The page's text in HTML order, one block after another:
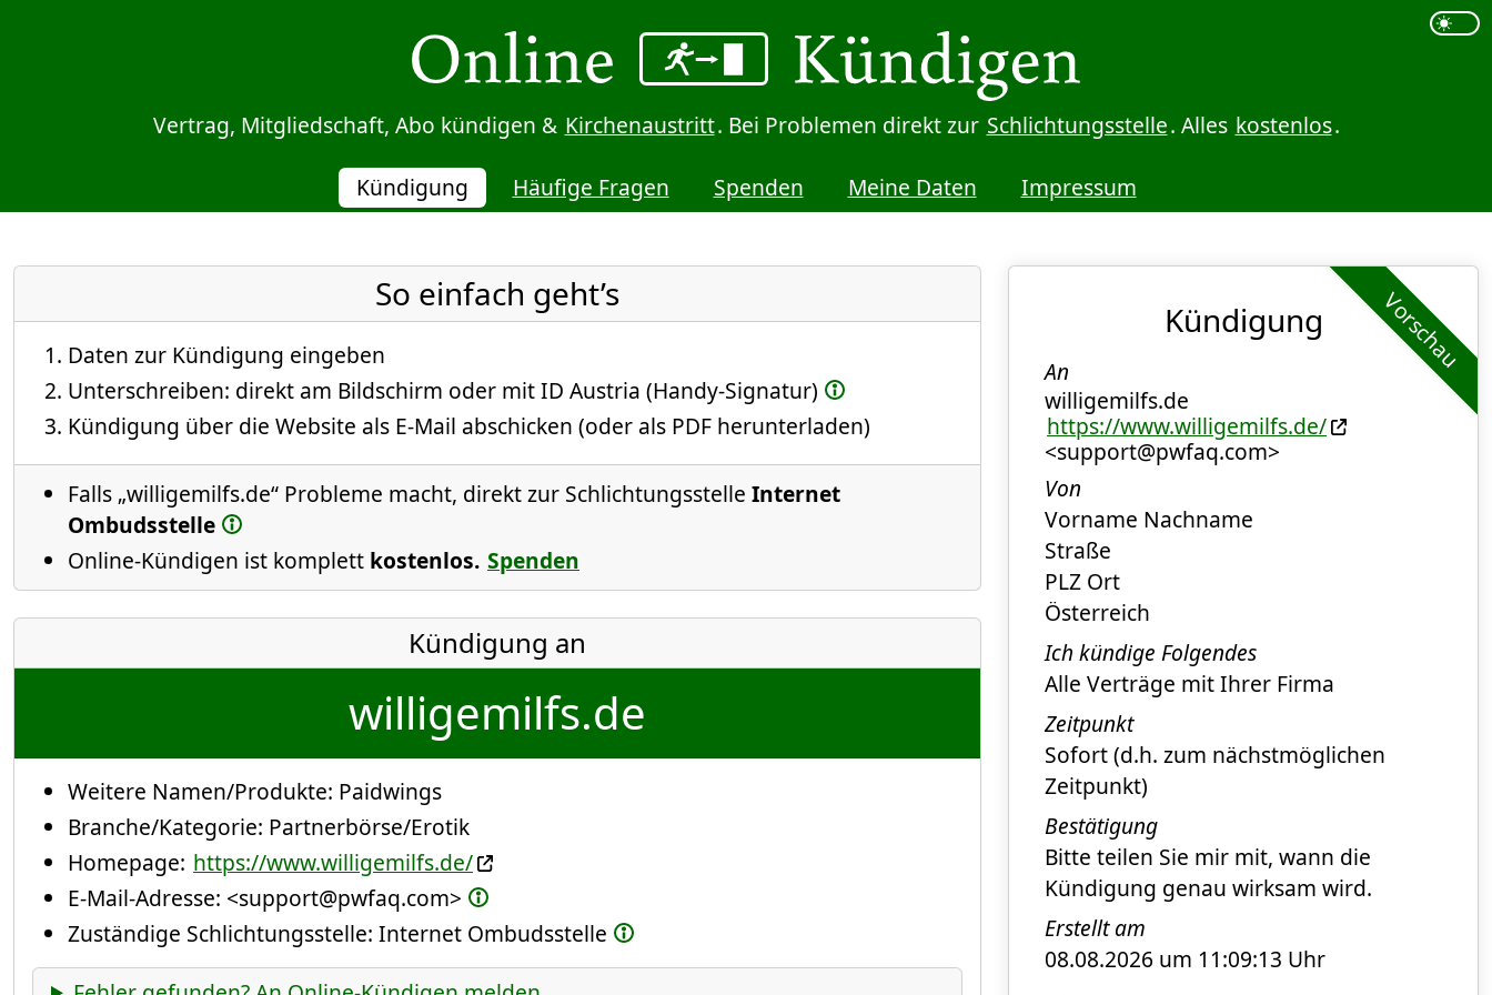
Vertrag, Mitgliedschaft, Abo kündigen & Kirchenaustritt. Bei Problemen direkt zur Schlichtungsstelle. Alles kostenlos.
Kündigung Häufige Fragen Spenden Meine Daten Impressum
So einfach geht’s
Daten zur Kündigung eingeben
Unterschreiben: direkt am Bildschirm oder mit ID Austria (Handy-Signatur)
Kündigung über die Website als E-Mail abschicken (oder als PDF herunterladen)
Falls „willigemilfs.de“ Probleme macht, direkt zur Schlichtungsstelle Internet
Ombudsstelle
Online-Kündigen ist komplett kostenlos. Spenden
Kündigung an
willigemilfs.de
Weitere Namen/Produkte: Paidwings
Branche/Kategorie: Partnerbörse/Erotik
Homepage: https://www.willigemilfs.de/
E-Mail-Adresse: <support@pwfaq.com>
Zuständige Schlichtungsstelle: Internet Ombudsstelle
Vorschau
Kündigung
An
willigemilfs.de
https://www.willigemilfs.de/
<support@pwfaq.com>
Von
Vorname Nachname
Straße
PLZ Ort
Österreich
Ich kündige Folgendes
Alle Verträge mit Ihrer Firma
Zeitpunkt
Sofort (d.h. zum nächstmöglichen
Zeitpunkt)
Bestätigung
Bitte teilen Sie mir mit, wann die
Kündigung genau wirksam wird.
Erstellt am
08.08.2026 um 11:09:13 Uhr